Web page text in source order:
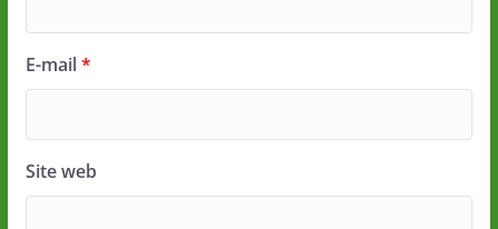
E-mail*
Site web